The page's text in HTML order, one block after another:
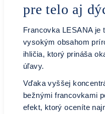
pre telo aj
Francovka LESANA je
vysokým obsahom
ihličia, ktorý prináša
úľavy.
Vďaka vyššej
bežnými francovkami
efekt, ktorý oceníte